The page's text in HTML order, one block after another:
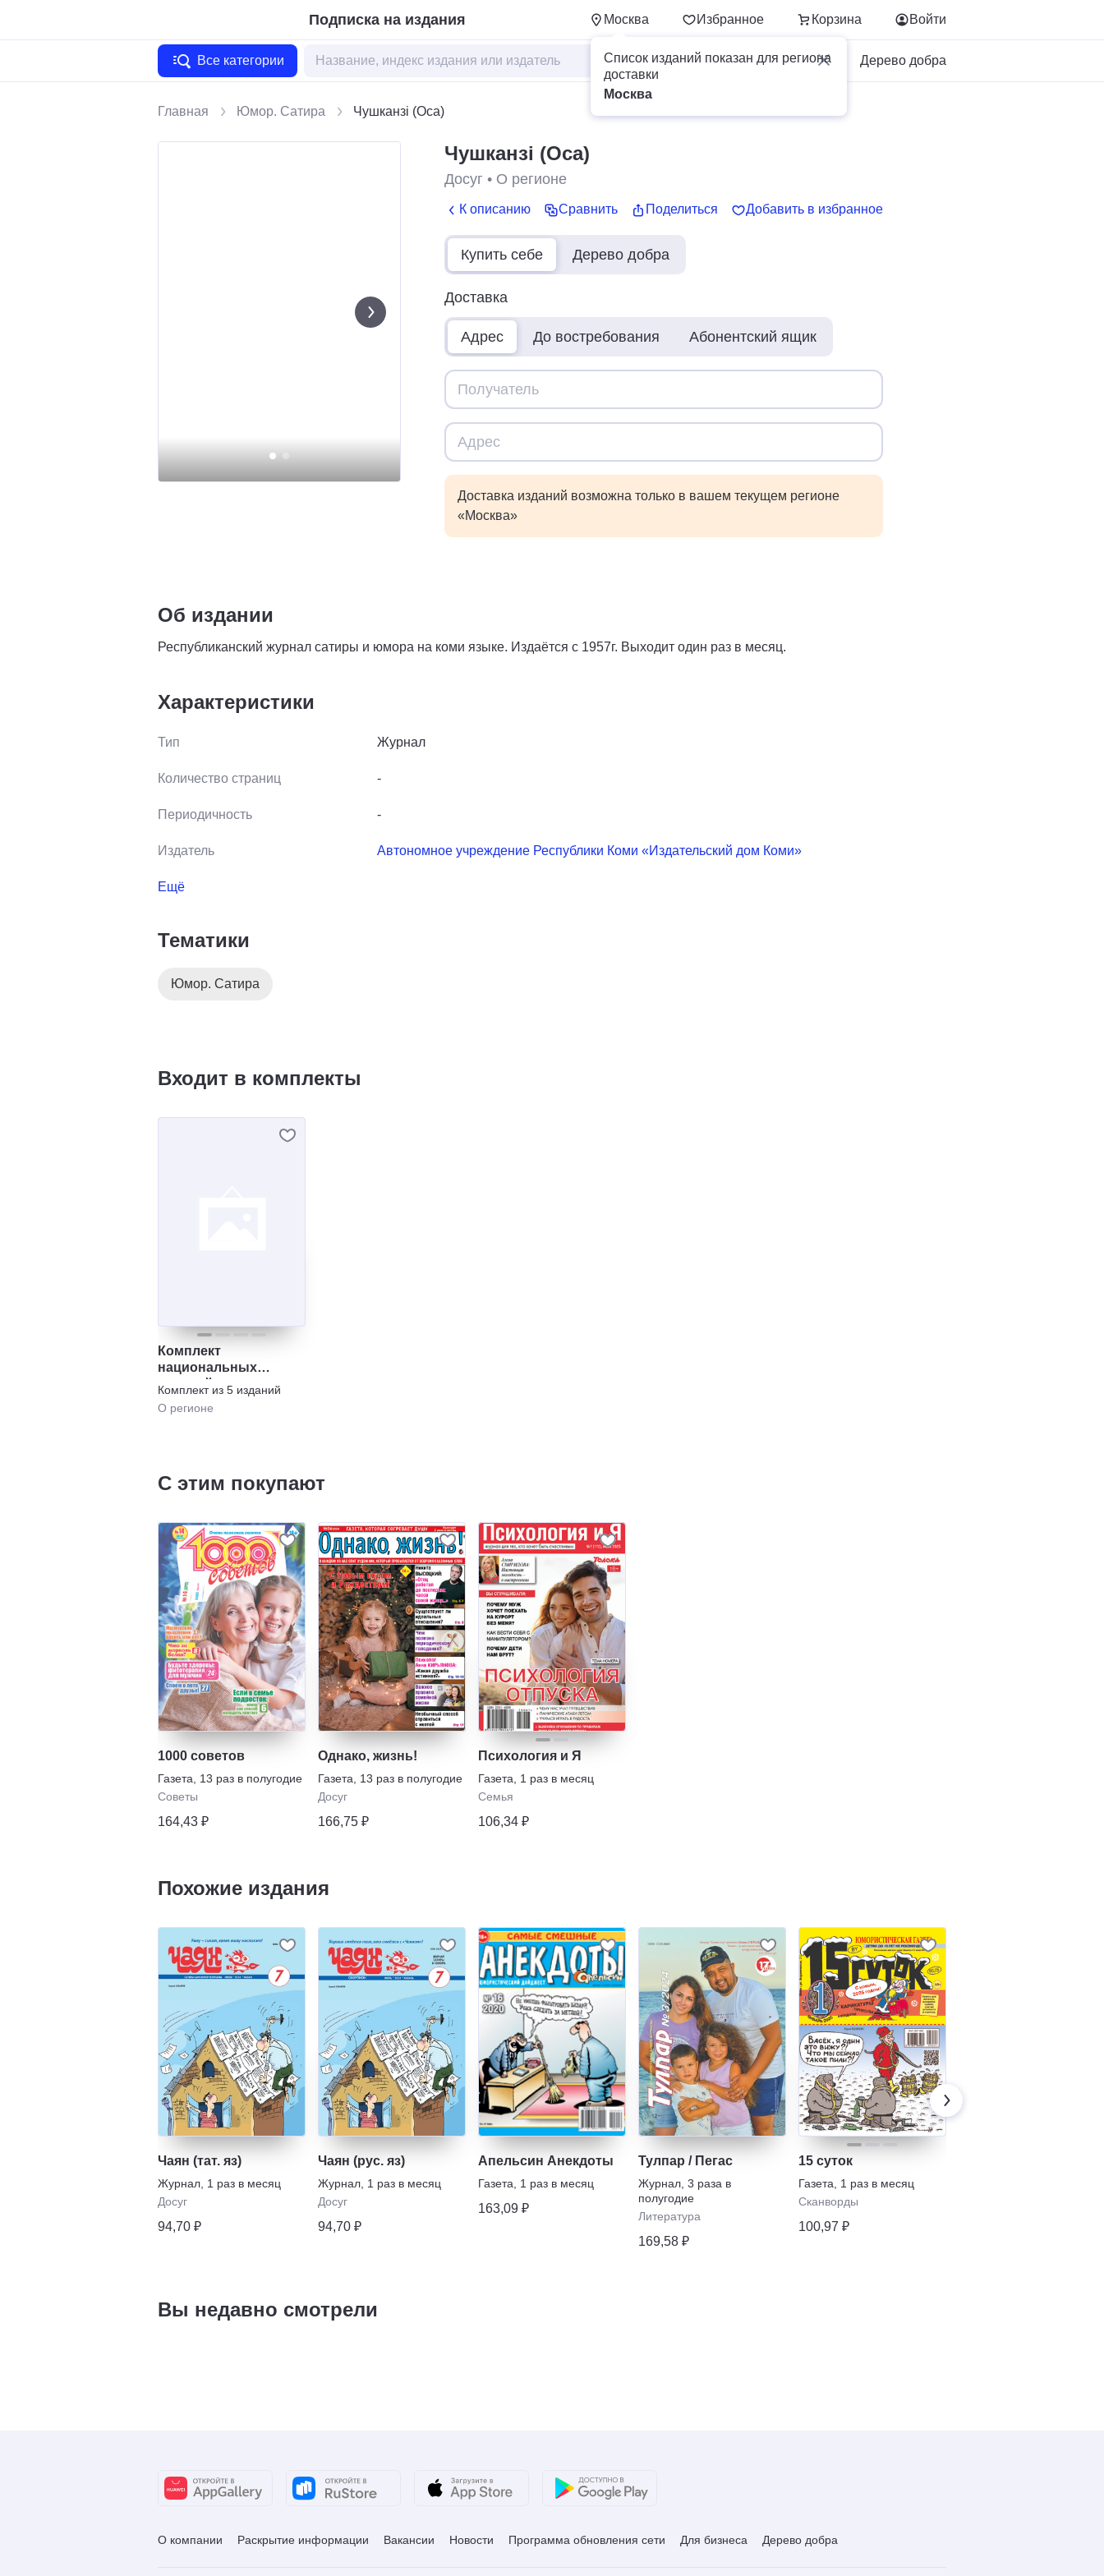
Подписка на издания Москва Избранное Корзина
Список изданий показан для региона
доставки
Москва
Войти
Все категории Для бизнеса Дерево добра
Главная Юмор. Сатира Чушканзi (Оса)
Чушканзi (Оса)
Досуг • О регионе
К описанию Сравнить Поделиться Добавить в избранное
Купить себе Дерево добра
Доставка
Адрес До востребования Абонентский ящик
Доставка изданий возможна только в вашем текущем регионе
«Москва»
Об издании
Республиканский журнал сатиры и юмора на коми языке. Издаётся с 1957г. Выходит один раз в месяц.
Характеристики
Тип Журнал
Количество страниц -
Периодичность -
Издатель Автономное учреждение Республики Коми «Издательский дом Коми»
Ещё
Тематики
Юмор. Сатира
Входит в комплекты
Комплект
национальных
изданий
Комплект из 5 изданий
О регионе
С этим покупают
1000 советов
Газета
13 раз в полугодие
Советы
164,43 ₽
Однако, жизнь!
Газета
13 раз в полугодие
Досуг
166,75 ₽
Психология и Я
Газета
1 раз в месяц
Семья
106,34 ₽
Похожие издания
Чаян (тат. яз)
Журнал 1 раз в месяц
Досуг
94,70 ₽
Чаян (рус. яз)
Журнал 1 раз в месяц
Досуг
94,70 ₽
Апельсин Анекдоты
Газета 1 раз в месяц
163,09 ₽
Тулпар / Пегас
Журнал 3 раза в
полугодие
Литература
169,58 ₽
15 суток
Газета
1 раз в месяц
Сканворды
100,97 ₽
Вы недавно смотрели
О компании Раскрытие информации Вакансии Новости Программа обновления сети Для бизнеса Дерево добра